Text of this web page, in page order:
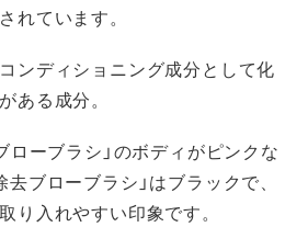
れています。
ンディショニング成分として化
ある成分。
ローブラシ」のボディがピンクな
ブローブラシ」はブラックで、
り入れやすい印象です。